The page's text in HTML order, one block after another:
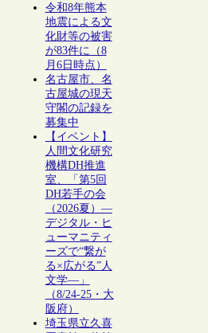
令和8年熊本
地震による文
化財等の被害
が83件に（8
月6日時点）
名古屋市、名
古屋城の現天
守閣の記録を
募集中
【イベント】
人間文化研究
機構DH推進
室、「第5回
DH若手の会
（2026夏）―
デジタル・ヒ
ューマニティ
ーズで“繋が
る×広がる”人
文学―」
（8/24-25・大
阪府）
埼玉県立久喜